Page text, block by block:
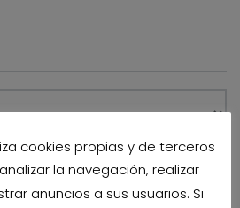
cookies propias y de terceros
la navegación, realizar
anuncios a sus usuarios. Si